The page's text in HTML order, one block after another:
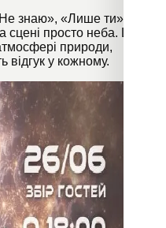
знаю», «Лише ти» та
сцені просто неба. Це
природи,
відгук у кожному.